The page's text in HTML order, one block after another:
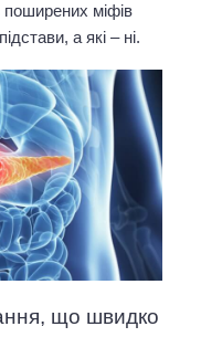
поширених міфів
а які – ні.
що швидко